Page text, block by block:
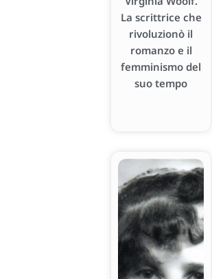
La scrittrice che
rivoluzionò il
romanzo e il
femminismo del
suo tempo